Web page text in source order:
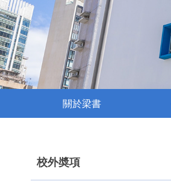
關於梁書
校外奬項